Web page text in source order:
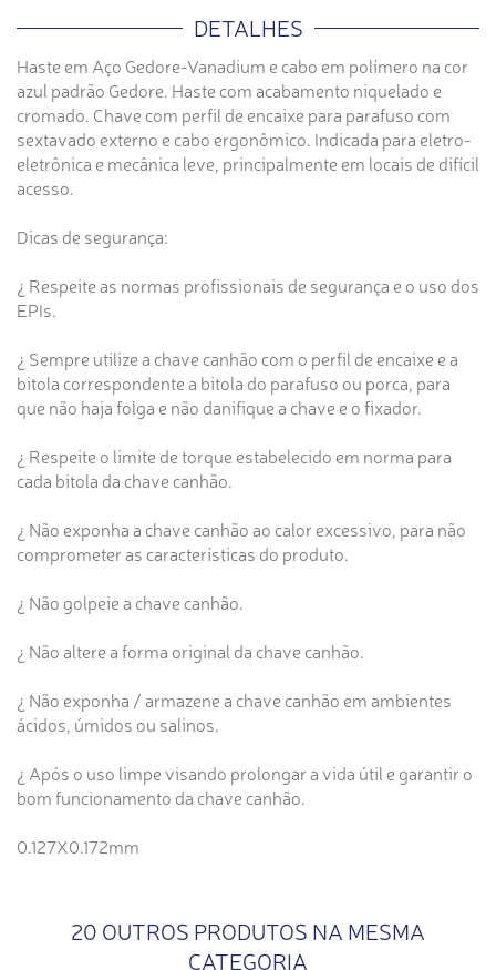
DETALHES
Haste em Aço Gedore-Vanadium e cabo em polímero na cor
azul padrão Gedore. Haste com acabamento niquelado e
cromado. Chave com perfil de encaixe para parafuso com
sextavado externo e cabo ergonômico. Indicada para eletro-
eletrônica e mecânica leve, principalmente em locais de difícil
acesso.
Dicas de segurança:
¿ Respeite as normas profissionais de segurança e o uso dos
EPIs.
¿ Sempre utilize a chave canhão com o perfil de encaixe e a
bitola correspondente a bitola do parafuso ou porca, para
que não haja folga e não danifique a chave e o fixador.
¿ Respeite o limite de torque estabelecido em norma para
cada bitola da chave canhão.
¿ Não exponha a chave canhão ao calor excessivo, para não
comprometer as características do produto.
¿ Não golpeie a chave canhão.
¿ Não altere a forma original da chave canhão.
¿ Não exponha / armazene a chave canhão em ambientes
ácidos, úmidos ou salinos.
¿ Após o uso limpe visando prolongar a vida útil e garantir o
bom funcionamento da chave canhão.
0.127X0.172mm
20 OUTROS PRODUTOS NA MESMA
CATEGORIA